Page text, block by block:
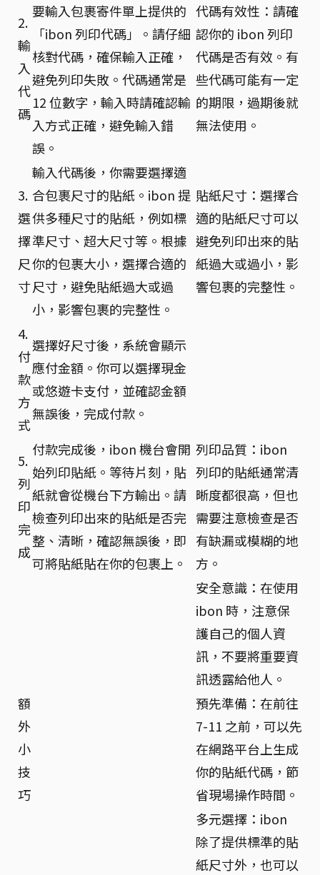
2.
輸
入
代
碼
要輸入包裹寄件單上提供的
「ibon 列印代碼」。請仔細
核對代碼，確保輸入正確，
避免列印失敗。代碼通常是
12 位數字，輸入時請確認輸
入方式正確，避免輸入錯
誤。
代碼有效性：請確
認你的 ibon 列印
代碼是否有效。有
些代碼可能有一定
的期限，過期後就
無法使用。
3.
選
擇
尺
寸
輸入代碼後，你需要選擇適
合包裹尺寸的貼紙。ibon 提
供多種尺寸的貼紙，例如標
準尺寸、超大尺寸等。根據
你的包裹大小，選擇合適的
尺寸，避免貼紙過大或過
小，影響包裹的完整性。
貼紙尺寸：選擇合
適的貼紙尺寸可以
避免列印出來的貼
紙過大或過小，影
響包裹的完整性。
4.
付
款
方
式
選擇好尺寸後，系統會顯示
應付金額。你可以選擇現金
或悠遊卡支付，並確認金額
無誤後，完成付款。
5.
列
印
完
成
付款完成後，ibon 機台會開
始列印貼紙。等待片刻，貼
紙就會從機台下方輸出。請
檢查列印出來的貼紙是否完
整、清晰，確認無誤後，即
可將貼紙貼在你的包裹上。
列印品質：ibon
列印的貼紙通常清
晰度都很高，但也
需要注意檢查是否
有缺漏或模糊的地
方。
安全意識：在使用
ibon 時，注意保
護自己的個人資
訊，不要將重要資
訊透露給他人。
額
外
小
技
巧
預先準備：在前往
7-11 之前，可以先
在網路平台上生成
你的貼紙代碼，節
省現場操作時間。
多元選擇：ibon
除了提供標準的貼
紙尺寸外，也可以